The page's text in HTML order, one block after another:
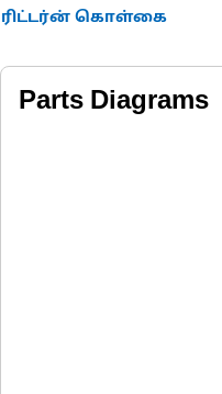
ரிட்டர்ன் கொள்கை
Parts Diagrams